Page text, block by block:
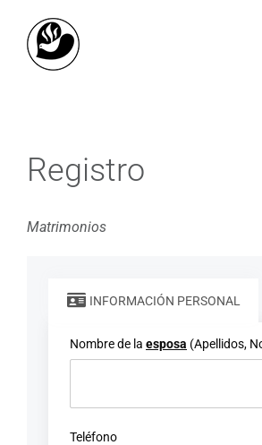
content
Registro
Matrimonios
INFORMACIÓN PERSONAL
Nombre de la esposa (Apellidos,
Teléfono